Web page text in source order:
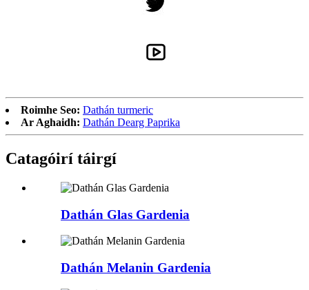
Roimhe Seo: Dathán turmeric
Ar Aghaidh: Dathán Dearg Paprika
Catagóirí táirgí
Dathán Glas Gardenia
Dathán Melanin Gardenia